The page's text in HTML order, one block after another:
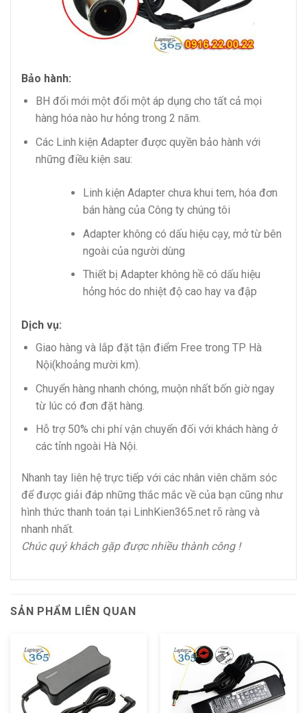
Bảo hành:
BH đổi mới một đổi một áp dụng cho tất cả mọi
hàng hóa nào hư hỏng trong 2 năm.
Các Linh kiện Adapter được quyền bảo hành với
những điều kiện sau:
Linh kiện Adapter chưa khui tem, hóa đơn
bán hàng của Công ty chúng tôi
Adapter không có dấu hiệu cạy, mở từ bên
ngoài của người dùng
Thiết bị Adapter không hề có dấu hiệu
hỏng hóc do nhiệt độ cao hay va đập
Dịch vụ:
Giao hàng và lắp đặt tận điểm Free trong TP Hà
Nội(khoảng mười km).
Chuyển hàng nhanh chóng, muộn nhất bốn giờ ngay
từ lúc có đơn đặt hàng.
Hỗ trợ 50% chi phí vận chuyển đối với khách hàng ở
các tỉnh ngoài Hà Nội.
Nhanh tay liên hệ trực tiếp với các nhân viên chăm sóc
để được giải đáp những thắc mắc về của bạn cũng như
hình thức thanh toán tại LinhKien365.net rõ ràng và
nhanh nhất.
Chúc quý khách gặp được nhiều thành công !
SẢN PHẨM LIÊN QUAN